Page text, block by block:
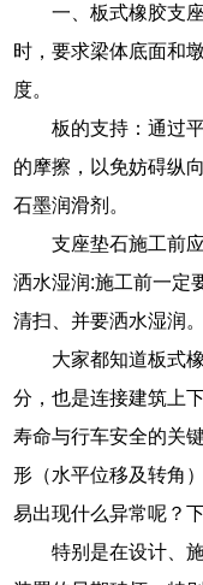
一、板式橡胶支
时，要求梁体底面和
度。
板的支持：通过
的摩擦，以免妨碍纵
石墨润滑剂。
支座垫石施工前
洒水湿润:施工前一定
清扫、并要洒水湿润。
大家都知道板式
分，也是连接建筑上
寿命与行车安全的关
形（水平位移及转角
易出现什么异常呢？
特别是在设计、